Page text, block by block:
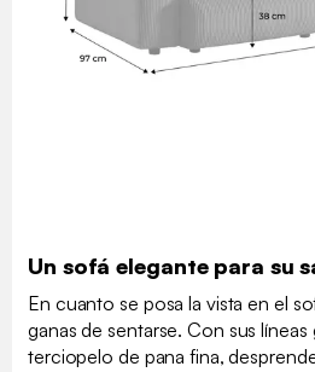
Un sofá elegante para su
En cuanto se posa la vista en el
ganas de sentarse. Con sus
terciopelo de pana fina,